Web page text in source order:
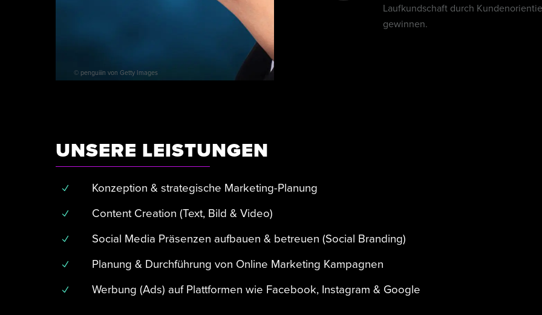
© penguiiin von Getty Images
Laufkundschaft durch
gewinnen.
UNSERE LEISTUNGEN
Konzeption & strategische Marketing-Planung
Content Creation (Text, Bild & Video)
Social Media Präsenzen aufbauen & betreuen (Social Branding)
Planung & Durchführung von Online Marketing Kampagnen
Werbung (Ads) auf Plattformen wie Facebook, Instagram & Google